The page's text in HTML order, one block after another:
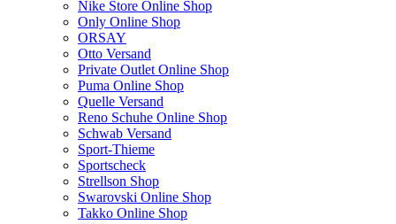
Nike Store Online Shop
Only Online Shop
ORSAY
Otto Versand
Private Outlet Online Shop
Puma Online Shop
Quelle Versand
Reno Schuhe Online Shop
Schwab Versand
Sport-Thieme
Sportscheck
Strellson Shop
Swarovski Online Shop
Takko Online Shop